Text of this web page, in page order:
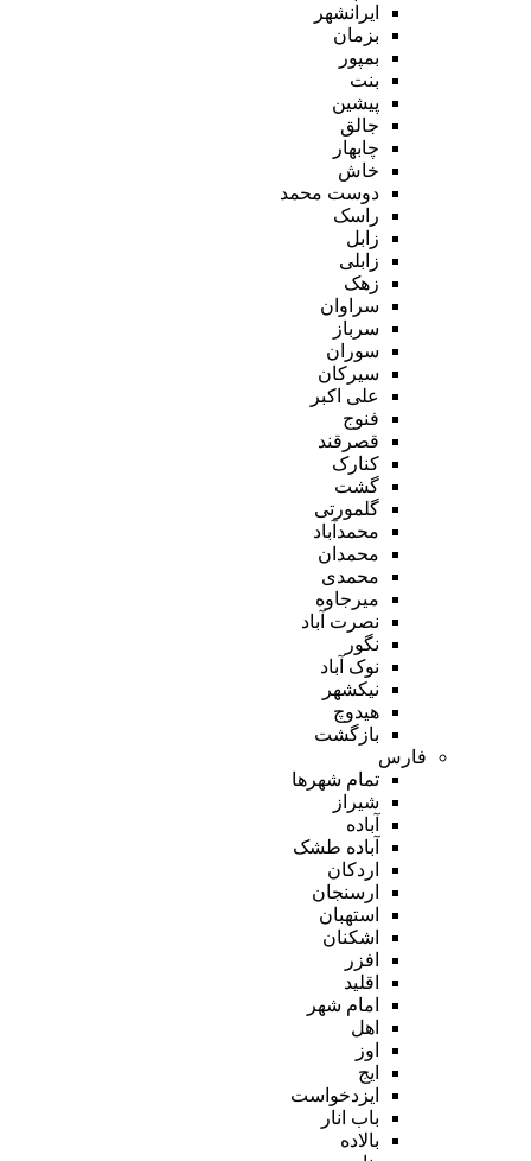
ایرانشهر
بزمان
بمپور
بنت
پیشین
جالق
چابهار
خاش
دوست محمد
راسک
زابل
زابلی
زهک
سراوان
سرباز
سوران
سیرکان
علی اکبر
فنوج
قصرقند
کنارک
گشت
گلمورتی
محمدآباد
محمدان
محمدی
میرجاوه
نصرت آباد
نگور
نوک آباد
نیکشهر
هیدوچ
بازگشت
فارس
تمام شهر‌ها
شیراز
آباده
آباده طشک
اردکان
ارسنجان
استهبان
اشکنان
افزر
اقلید
امام شهر
اهل
اوز
ایج
ایزدخواست
باب انار
بالاده